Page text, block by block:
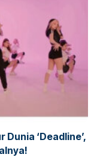
‘Deadline’,